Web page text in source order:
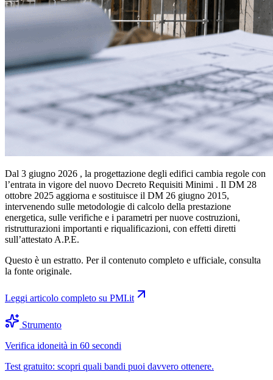
Dal 3 giugno 2026 , la progettazione degli edifici cambia regole con
l’entrata in vigore del nuovo Decreto Requisiti Minimi . Il DM 28
ottobre 2025 aggiorna e sostituisce il DM 26 giugno 2015,
intervenendo sulle metodologie di calcolo della prestazione
energetica, sulle verifiche e i parametri per nuove costruzioni,
ristrutturazioni importanti e riqualificazioni, con effetti diretti
sull’attestato A.P.E.
Questo è un estratto. Per il contenuto completo e ufficiale, consulta
la fonte originale.
Leggi articolo completo su PMI.it
Strumento
Verifica idoneità in 60 secondi
Test gratuito: scopri quali bandi puoi davvero ottenere.